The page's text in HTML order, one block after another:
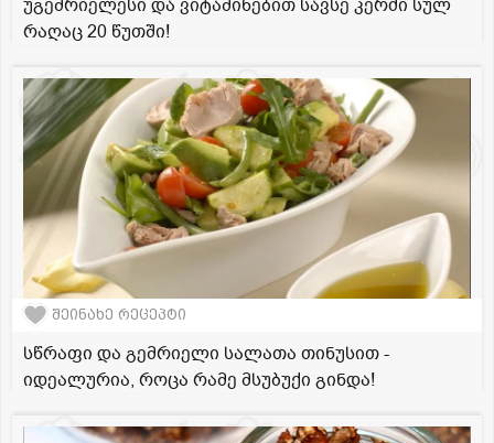
უგემრიელესი და ვიტამინებით სავსე კერძი სულ
რაღაც 20 წუთში!
შეინახე რეცეპტი
სწრაფი და გემრიელი სალათა თინუსით -
იდეალურია, როცა რამე მსუბუქი გინდა!